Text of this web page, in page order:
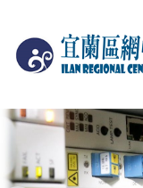
主
容